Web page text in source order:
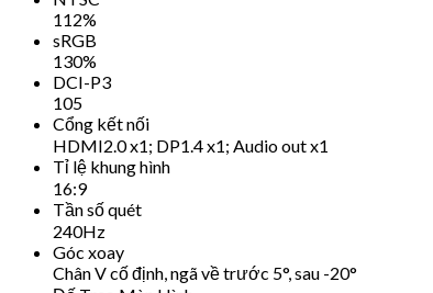
112%
sRGB
130%
DCI-P3
105
Cổng kết nối
HDMI2.0 x1; DP1.4 x1; Audio out x1
Tỉ lệ khung hình
16:9
Tần số quét
240Hz
Góc xoay
Chân V cố định, ngã về trước 5°, sau -20°